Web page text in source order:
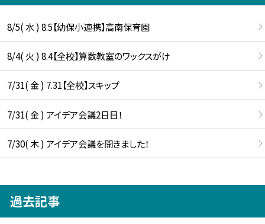
8/5( 水 ) 8.5【幼保小連携】高南保育園
8/4( 火 ) 8.4【全校】算数教室のワックスがけ
7/31( 金 ) 7.31【全校】スキップ
7/31( 金 ) アイデア会議2日目！
7/30( 木 ) アイデア会議を開きました！
過去記事